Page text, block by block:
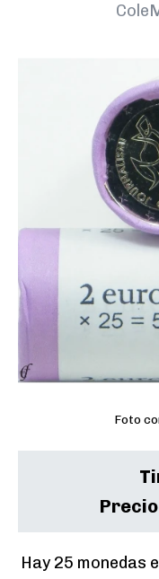
Foto
Hay 25 monedas